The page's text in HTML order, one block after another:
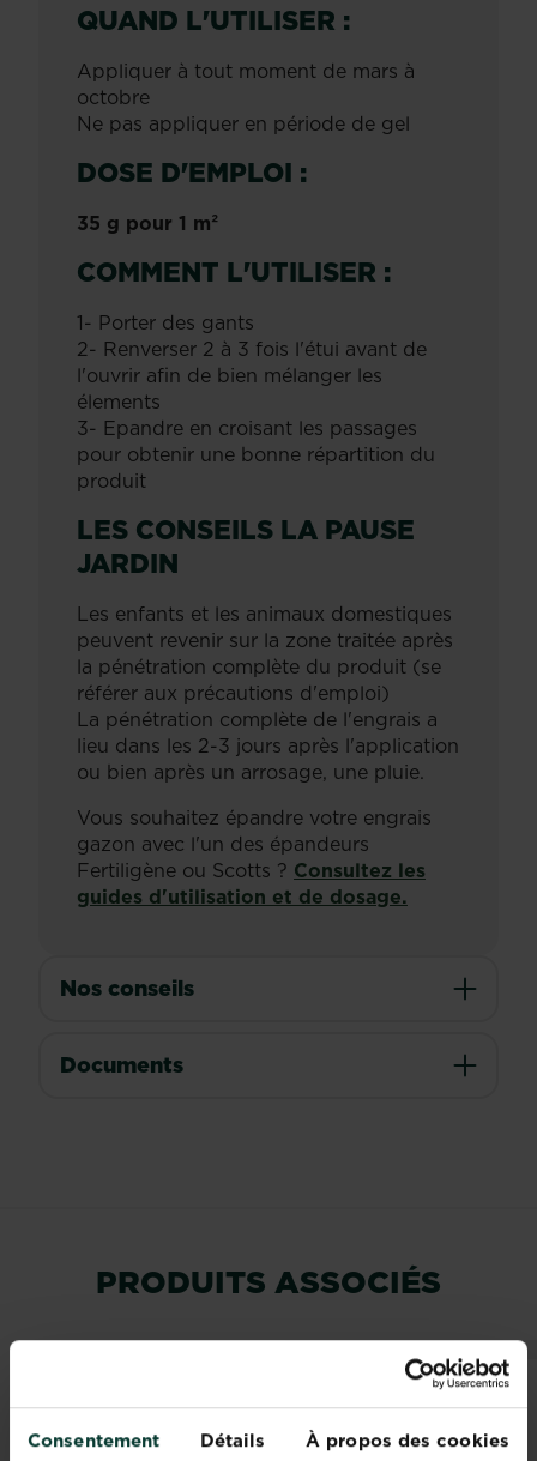
Consentement Détails À propos des cookies
QUAND L'UTILISER :
Appliquer à tout moment de mars à
octobre
Ne pas appliquer en période de gel
DOSE D'EMPLOI :
35 g pour 1 m²
COMMENT L'UTILISER :
1- Porter des gants
2- Renverser 2 à 3 fois l'étui avant de
l'ouvrir afin de bien mélanger les
élements
3- Epandre en croisant les passages
pour obtenir une bonne répartition du
produit
LES CONSEILS LA PAUSE
JARDIN
Les enfants et les animaux domestiques
peuvent revenir sur la zone traitée après
la pénétration complète du produit (se
référer aux précautions d'emploi)
La pénétration complète de l'engrais a
lieu dans les 2-3 jours après l'application
ou bien après un arrosage, une pluie.
Vous souhaitez épandre votre engrais
gazon avec l'un des épandeurs
Fertiligène ou Scotts ? Consultez les
guides d'utilisation et de dosage.
Nos conseils
Documents
PRODUITS ASSOCIÉS